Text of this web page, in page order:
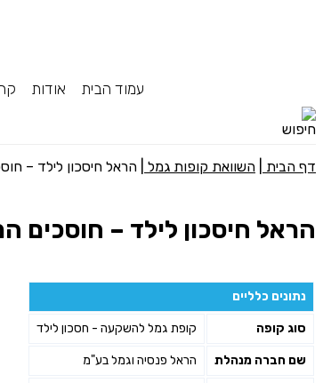
עמוד הבית אודות
דף הבית השוואת קופות גמל הראל חיסכון לילד –
הראל חיסכון לילד – חוסכים
נתונים כלליים
סוג קופה קופת גמל להשקעה - חסכון לילד
שם חברה מנהלת הראל פנסיה וגמל בע"מ